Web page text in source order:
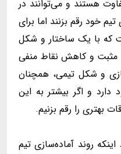
هستند و می‌توانند در
خود رقم بزنند اما برای
که با یک ساختار و شکل
مثبت و کاهش نقاط منفی
و شکل تیمی، همچنان
و اگر بیشتر به این
بهتری را رقم بزنیم.
روند آماده‌سازی تیم